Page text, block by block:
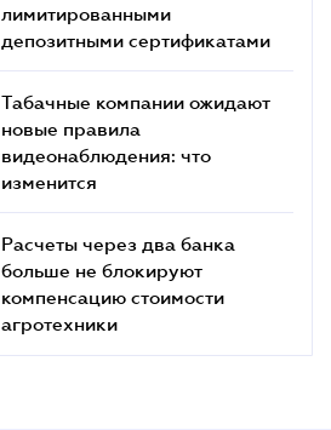
лимитированными
депозитными сертификатами
Табачные компании ожидают
новые правила
видеонаблюдения: что
изменится
Расчеты через два банка
больше не блокируют
компенсацию стоимости
агротехники